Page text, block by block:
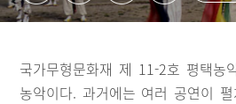
국가무형문화재 제 11-2호 평택농
농악이다. 과거에는 여러 공연이